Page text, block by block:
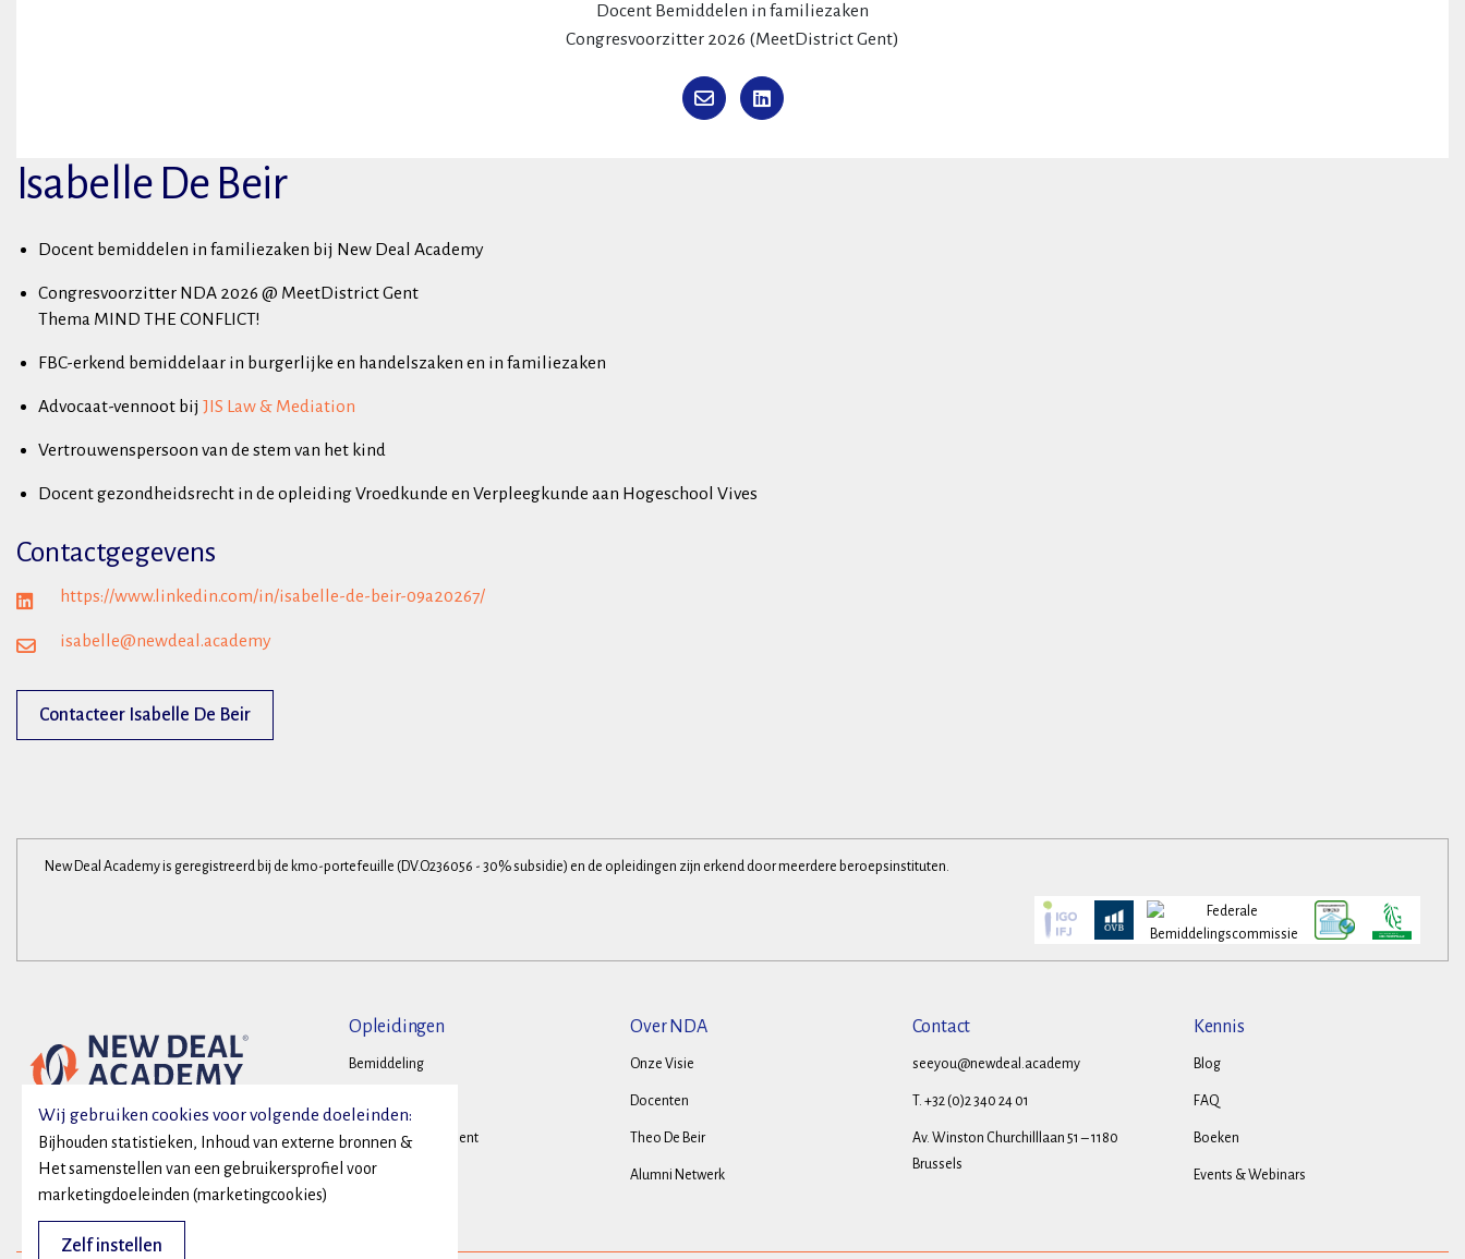
Docent Bemiddelen in familiezaken
Congresvoorzitter 2026 (MeetDistrict Gent)
Isabelle De Beir
Docent bemiddelen in familiezaken bij New Deal Academy
Congresvoorzitter NDA 2026 @ MeetDistrict Gent
Thema MIND THE CONFLICT!
FBC-erkend bemiddelaar in burgerlijke en handelszaken en in familiezaken
Advocaat-vennoot bij JIS Law & Mediation
Vertrouwenspersoon van de stem van het kind
Docent gezondheidsrecht in de opleiding Vroedkunde en Verpleegkunde aan Hogeschool Vives
Contactgegevens
https://www.linkedin.com/in/isabelle-de-beir-09a20267/
isabelle@newdeal.academy
Contacteer Isabelle De Beir
New Deal Academy is geregistreerd bij de kmo-portefeuille (DV.O236056 - 30% subsidie) en de opleidingen zijn erkend door meerdere beroepsinstituten.
Opleidingen
Bemiddeling
Conflictmanagement
Family Business
Over NDA
Onze Visie
Docenten
Theo De Beir
Alumni Netwerk
Contact
seeyou@newdeal.academy
T. +32 (0)2 340 24 01
Av. Winston Churchilllaan 51 – 1180
Brussels
Kennis
Blog
FAQ
Boeken
Events & Webinars
Wij gebruiken cookies voor volgende doeleinden:
Bijhouden statistieken, Inhoud van externe bronnen &
Het samenstellen van een gebruikersprofiel voor
marketingdoeleinden (marketingcookies)
Zelf instellen